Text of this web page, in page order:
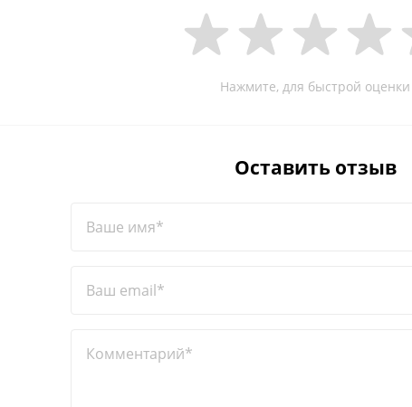
Нажмите, для быстрой оценки
Оставить отзыв
Ваше имя*
Ваш email*
Комментарий*